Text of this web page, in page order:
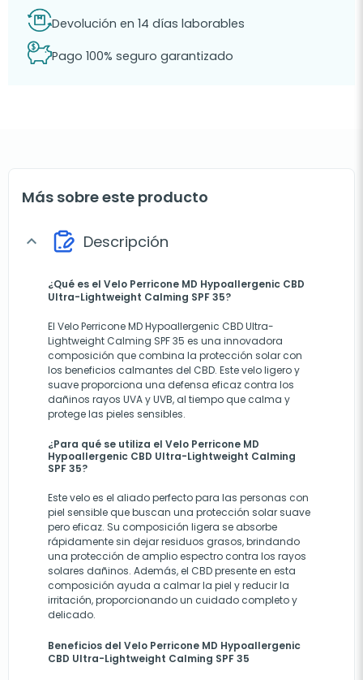
Devolución en 14 días laborables
Pago 100% seguro garantizado
Más sobre este producto
expand_more Descripción
¿Qué es el Velo Perricone MD Hypoallergenic CBD
Ultra-Lightweight Calming SPF 35?
El Velo Perricone MD Hypoallergenic CBD Ultra-
Lightweight Calming SPF 35 es una innovadora
composición que combina la protección solar con
los beneficios calmantes del CBD. Este velo ligero y
suave proporciona una defensa eficaz contra los
dañinos rayos UVA y UVB, al tiempo que calma y
protege las pieles sensibles.
¿Para qué se utiliza el Velo Perricone MD
Hypoallergenic CBD Ultra-Lightweight Calming
SPF 35?
Este velo es el aliado perfecto para las personas con
piel sensible que buscan una protección solar suave
pero eficaz. Su composición ligera se absorbe
rápidamente sin dejar residuos grasos, brindando
una protección de amplio espectro contra los rayos
solares dañinos. Además, el CBD presente en esta
composición ayuda a calmar la piel y reducir la
irritación, proporcionando un cuidado completo y
delicado.
Beneficios del Velo Perricone MD Hypoallergenic
CBD Ultra-Lightweight Calming SPF 35